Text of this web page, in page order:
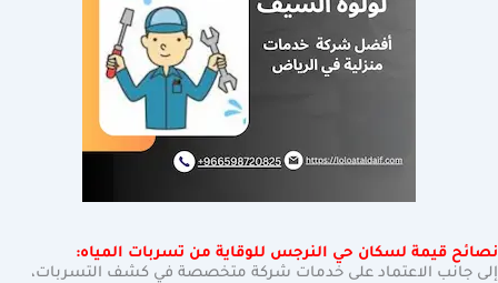
نصائح قيمة لسكان حي النرجس للوقاية من تسربات المياه:
إلى جانب الاعتماد على خدمات شركة متخصصة في كشف التسربات،